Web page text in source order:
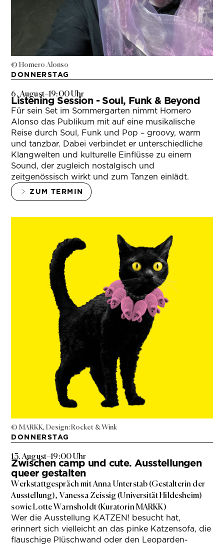
© Homero Alonso
DONNERSTAG
6. August–19:00 Uhr
Listening Session - Soul, Funk & Beyond
Für sein Set im Sommergarten nimmt Homero
Alonso das Publikum mit auf eine musikalische
Reise durch Soul, Funk und Pop – groovy, warm
und tanzbar. Dabei verbindet er unterschiedliche
Klangwelten und kulturelle Einflüsse zu einem
Sound, der zugleich nostalgisch und
zeitgenössisch wirkt und zum Tanzen einlädt.
ZUM TERMIN
© MARKK, Design: Rocket & Wink
DONNERSTAG
13. August–19:00 Uhr
Zwischen camp und cute. Ausstellungen
queer gestalten
Werkstattgespräch mit Anna Unterstab (Gestalterin der
Ausstellung), Vanessa Zeissig (Universität Hildesheim)
sowie Lotte Warnsholdt (Kuratorin MARKK)
Wer die Ausstellung KATZEN! besucht hat,
erinnert sich vielleicht an das pinke Katzensofa, die
flauschige Plüschwand oder den Leoparden-